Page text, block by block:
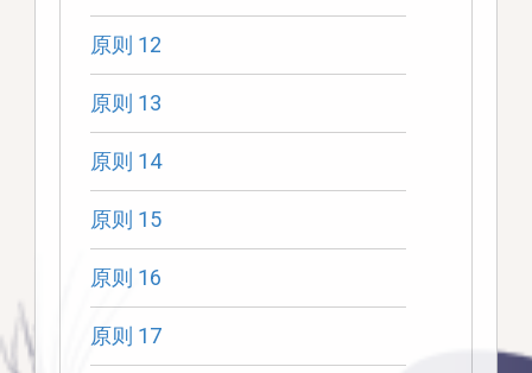
原则 12
原则 13
原则 14
原则 15
原则 16
原则 17